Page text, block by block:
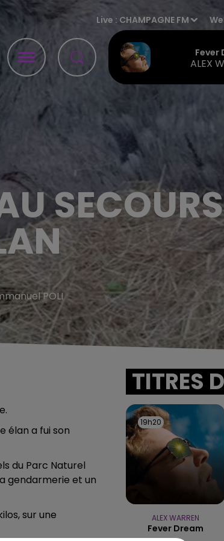
Live : CHAMPAGNE FM
Fever
ALEX
SECOURS
POLI
élan a fui son
du Parc Naturel
gendarmerie et un
sur une
TITRES
19h20
19h20
ALEX WARREN
Fever Dream